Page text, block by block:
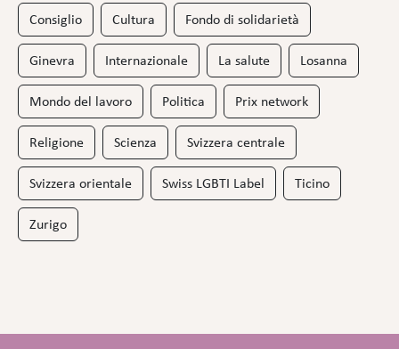
Consiglio Cultura Fondo di solidarietà
Ginevra Internazionale La salute Losanna
Mondo del lavoro Politica Prix network
Religione Scienza Svizzera centrale
Svizzera orientale Swiss LGBTI Label Ticino
Zurigo